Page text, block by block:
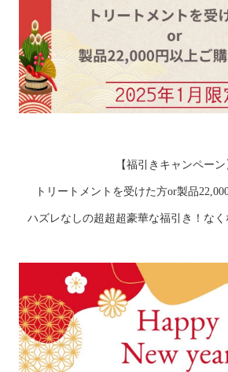
【福引きキャンペーン
トリートメントを受けた方or製品
ハズレなしの超超超豪華な福引き！なく